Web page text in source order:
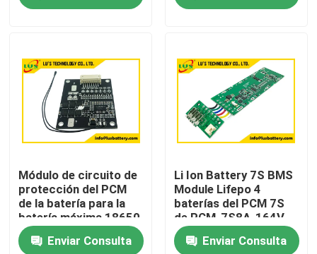
Productos
Viaje de la fábrica
Control de calidad
Éntrenos en contacto con
Noticias
Módulo de circuito de
protección del PCM
de la batería para la
batería máxima 18650
de 4S- 7S 25A Li Ion
Lifepo 4Enviar Consulta
Li Ion Battery 7S BMS
Module Lifepo 4
baterías del PCM 7S
de PCM-7S8A-164V
Enviar Consulta